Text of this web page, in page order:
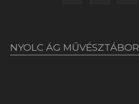
NYOLC ÁG MŰVÉSZTÁBOR